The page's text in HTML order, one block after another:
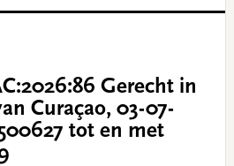
Gerecht in
Curaçao, 03-07-
tot en met